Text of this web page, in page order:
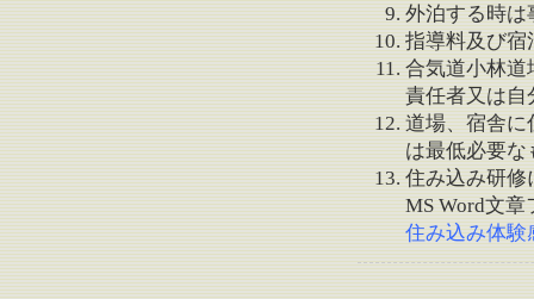
外泊する時は
指導料及び宿
合気道小林道
責任者又は自
道場、宿舎に
は最低必要な
住み込み研修
MS Word文
住み込み体験